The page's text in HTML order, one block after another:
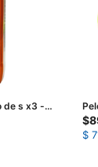
de s x3 -
$
$